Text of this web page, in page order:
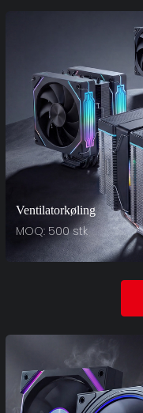
Ventilatorkøling
MOQ: 500 stk